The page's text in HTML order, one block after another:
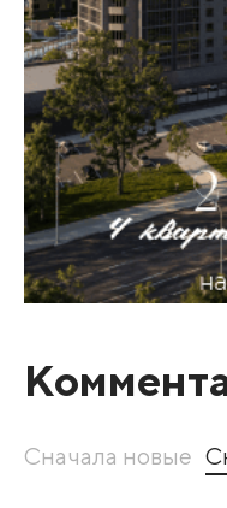
Сначала новые